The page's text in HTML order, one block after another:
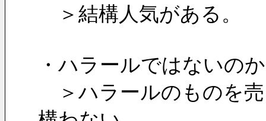
＞結構人気がある。
・ハラールではない
＞ハラールのものを